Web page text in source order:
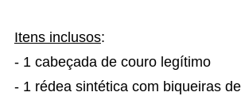
Itens inclusos:
- 1 cabeçada de couro legítimo
- 1 rédea sintética com biqueiras